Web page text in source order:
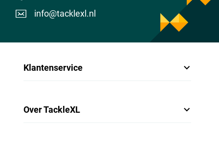
info@tacklexl.nl
Klantenservice
Over TackleXL